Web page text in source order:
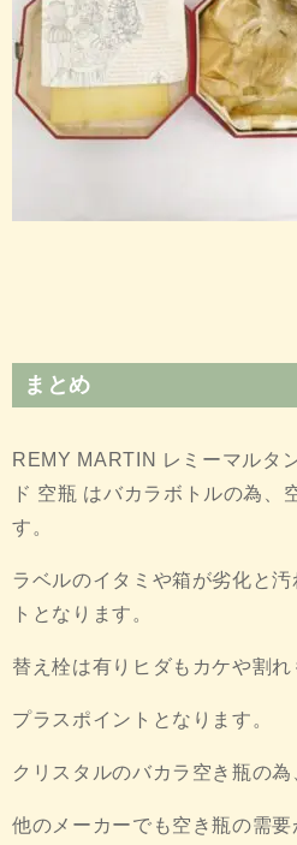
まとめ
REMY MARTIN レミーマルタ
ド 空瓶 はバカラボトルの為、
す。
ラベルのイタミや箱が劣化と
トとなります。
替え栓は有りヒダもカケや割れ
プラスポイントとなります。
クリスタルのバカラ空き瓶の為
他のメーカーでも空き瓶の需